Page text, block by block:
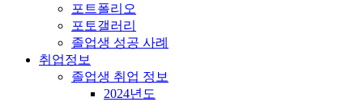
포트폴리오
포토갤러리
졸업생 성공 사례
취업정보
졸업생 취업 정보
2024년도